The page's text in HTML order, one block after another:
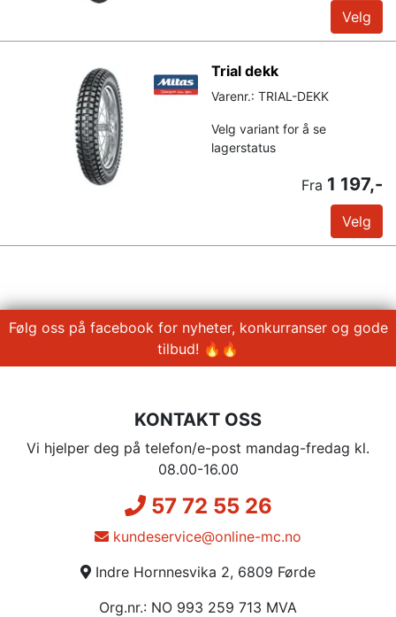
Velg
Trial dekk
Varenr.: TRIAL-DEKK
Velg variant for å se
lagerstatus
Fra 1 197,-
Velg
Følg oss på facebook for nyheter, konkurranser og gode
tilbud! 🔥🔥
KONTAKT OSS
Vi hjelper deg på telefon/e-post mandag-fredag kl.
08.00-16.00
57 72 55 26
kundeservice@online-mc.no
Indre Hornnesvika 2, 6809 Førde
Org.nr.: NO 993 259 713 MVA